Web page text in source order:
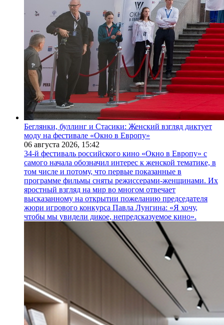
Беглянки, буллинг и Стасики: Женский взгляд диктует
моду на фестивале «Окно в Европу»
06 августа 2026, 15:42
34-й фестиваль российского кино «Окно в Европу» с
самого начала обозначил интерес к женской тематике, в
том числе и потому, что первые показанные в
программе фильмы сняты режиссерами-женщинами. Их
яростный взгляд на мир во многом отвечает
высказанному на открытии пожеланию председателя
жюри игрового конкурса Павла Лунгина: «Я хочу,
чтобы мы увидели дикое, непредсказуемое кино».